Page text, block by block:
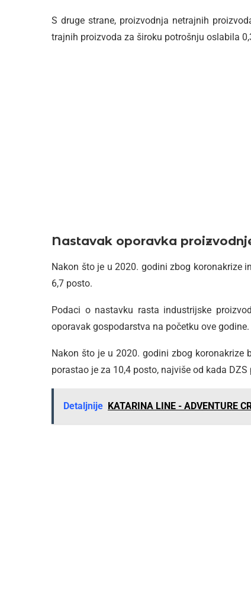
S druge strane, proizvodnja netrajnih
trajnih proizvoda za široku potrošnju oslabila
Nastavak oporavka
Nakon što je u 2020. godini zbog koronakrize
6,7 posto.
Podaci o nastavku rasta industrijske
oporavak gospodarstva na početku ove godine.
Nakon što je u 2020. godini zbog koronakrize
porastao je za 10,4 posto, najviše od kada DZS
Detaljnije KATARINA LINE - ADVENTURE